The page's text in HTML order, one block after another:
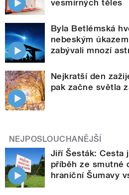
vesmírných těles
Byla Betlémská
nebeským
zabývali mnozí
Nejkratší den
pak začne světla
NEJPOSLOUCHANĚJŠÍ
Jiří Šesták: Cesta
příběh ze smutné
hraniční Šumavy